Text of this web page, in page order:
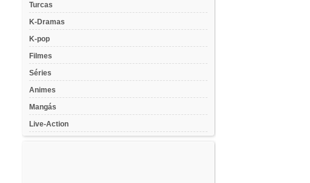
Turcas
K-Dramas
K-pop
Filmes
Séries
Animes
Mangás
Live-Action